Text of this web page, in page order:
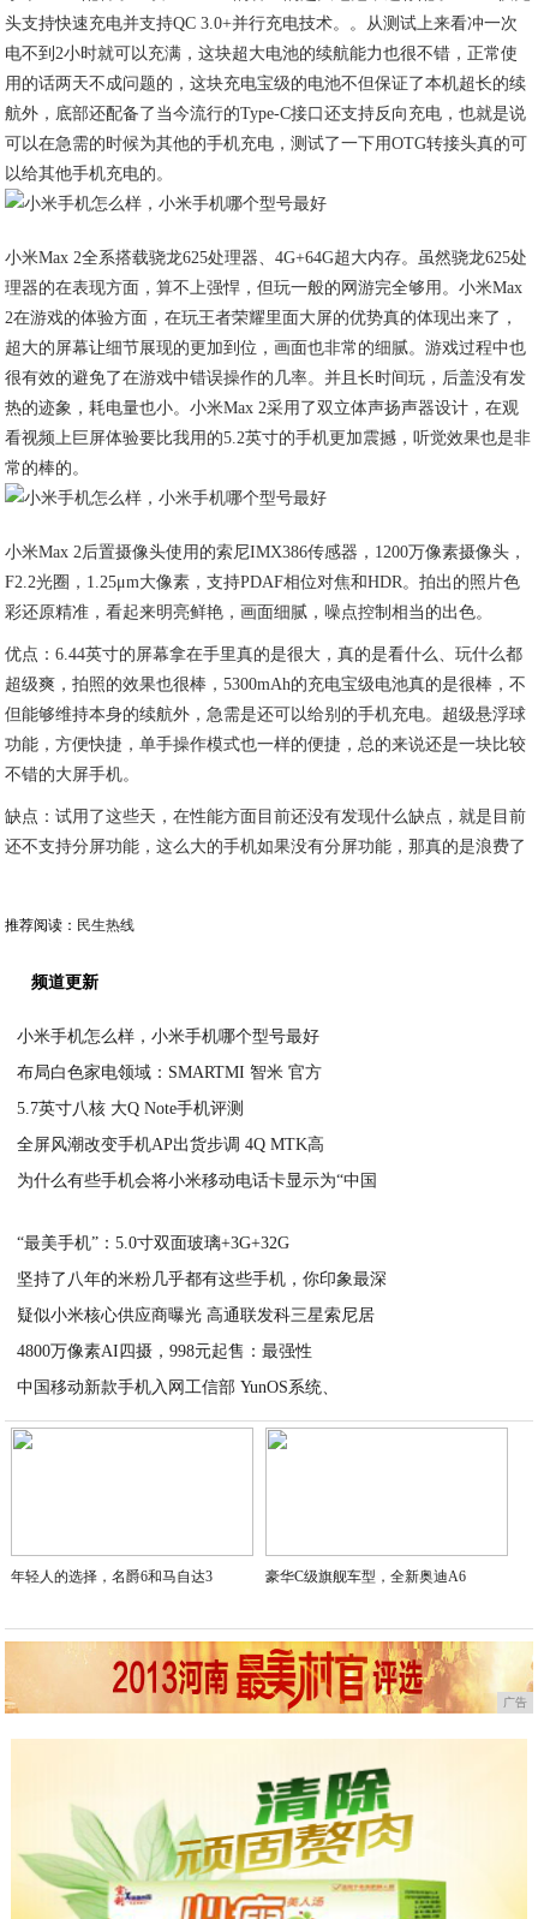
头支持快速充电并支持QC 3.0+并行充电技术。。从测试上来看冲一次
电不到2小时就可以充满，这块超大电池的续航能力也很不错，正常使
用的话两天不成问题的，这块充电宝级的电池不但保证了本机超长的续
航外，底部还配备了当今流行的Type-C接口还支持反向充电，也就是说
可以在急需的时候为其他的手机充电，测试了一下用OTG转接头真的可
以给其他手机充电的。
小米Max 2全系搭载骁龙625处理器、4G+64G超大内存。虽然骁龙625处
理器的在表现方面，算不上强悍，但玩一般的网游完全够用。小米Max
2在游戏的体验方面，在玩王者荣耀里面大屏的优势真的体现出来了，
超大的屏幕让细节展现的更加到位，画面也非常的细腻。游戏过程中也
很有效的避免了在游戏中错误操作的几率。并且长时间玩，后盖没有发
热的迹象，耗电量也小。小米Max 2采用了双立体声扬声器设计，在观
看视频上巨屏体验要比我用的5.2英寸的手机更加震撼，听觉效果也是非
常的棒的。
小米Max 2后置摄像头使用的索尼IMX386传感器，1200万像素摄像头，
F2.2光圈，1.25μm大像素，支持PDAF相位对焦和HDR。拍出的照片色
彩还原精准，看起来明亮鲜艳，画面细腻，噪点控制相当的出色。
优点：6.44英寸的屏幕拿在手里真的是很大，真的是看什么、玩什么都
超级爽，拍照的效果也很棒，5300mAh的充电宝级电池真的是很棒，不
但能够维持本身的续航外，急需是还可以给别的手机充电。超级悬浮球
功能，方便快捷，单手操作模式也一样的便捷，总的来说还是一块比较
不错的大屏手机。
缺点：试用了这些天，在性能方面目前还没有发现什么缺点，就是目前
还不支持分屏功能，这么大的手机如果没有分屏功能，那真的是浪费了
推荐阅读： 民生热线
频道更新
小米手机怎么样，小米手机哪个型号最好
布局白色家电领域：SMARTMI 智米 官方
5.7英寸八核 大Q Note手机评测
全屏风潮改变手机AP出货步调 4Q MTK高
为什么有些手机会将小米移动电话卡显示为“中国
“最美手机”：5.0寸双面玻璃+3G+32G
坚持了八年的米粉几乎都有这些手机，你印象最深
疑似小米核心供应商曝光 高通联发科三星索尼居
4800万像素AI四摄，998元起售：最强性
中国移动新款手机入网工信部 YunOS系统、
2020-07-18
年轻人的选择，名爵6和马自达3 豪华C级旗舰车型，全新奥迪A6
广告